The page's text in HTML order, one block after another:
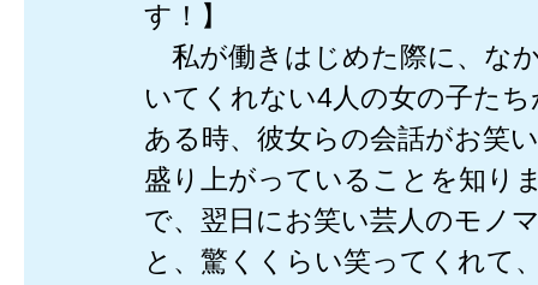
す！】
私が働きはじめた際に、な
いてくれない4人の女の子た
ある時、彼女らの会話がお笑
盛り上がっていることを知り
で、翌日にお笑い芸人のモノ
と、驚くくらい笑ってくれて